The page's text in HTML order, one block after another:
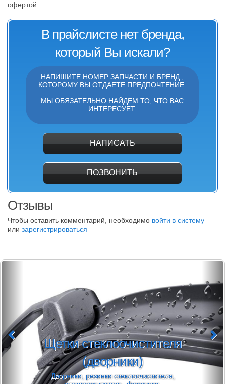
офертой.
В прайслисте нет бренда,
который Вы искали?
НАПИШИТЕ НОМЕР ЗАПЧАСТИ И БРЕНД ,
КОТОРОМУ ВЫ ОТДАЕТЕ ПРЕДПОЧТЕНИЕ.
МЫ ОБЯЗАТЕЛЬНО НАЙДЕМ ТО, ЧТО ВАС
ИНТЕРЕСУЕТ.
НАПИСАТЬ
ПОЗВОНИТЬ
Отзывы
Чтобы оставить комментарий, необходимо войти в систему
или зарегистрироваться
Щетки стеклоочистителя
(дворники)
Дворники, резинки стеклоочистителя,